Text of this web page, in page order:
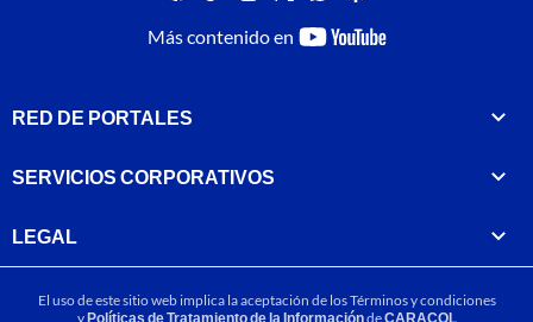
Más contenido en
youtube-
RED DE PORTALES
SERVICIOS CORPORATIVOS
LEGAL
El uso de este sitio web implica la aceptación de losTérminos y condiciones
yPolíticas de Tratamiento de la InformacióndeCARACOL